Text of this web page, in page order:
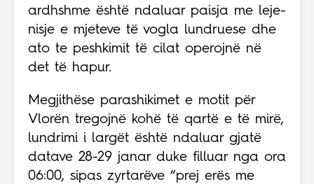
ardhshme është ndaluar paisja me leje-
nisje e mjeteve të vogla lundruese dhe
ato te peshkimit të cilat operojnë në
det të hapur.
Megjithëse parashikimet e motit për
Vlorën tregojnë kohë të qartë e të mirë,
lundrimi i largët është ndaluar gjatë
datave 28-29 janar duke filluar nga ora
06:00, sipas zyrtarëve “prej erës me